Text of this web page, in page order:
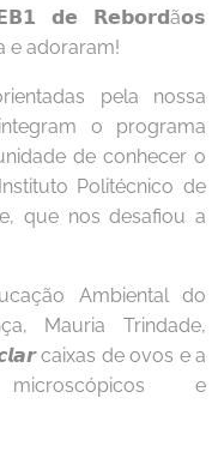
𝗱𝗲 𝗥𝗲𝗯𝗼𝗿𝗱ã𝗼𝘀
e adoraram!
pela nossa
o programa
de conhecer o
Politécnico de
que nos desafiou a
Ambiental do
Mauria Trindade,
caixas de ovos e a
e